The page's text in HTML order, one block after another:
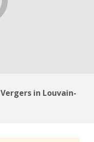
in Louvain-